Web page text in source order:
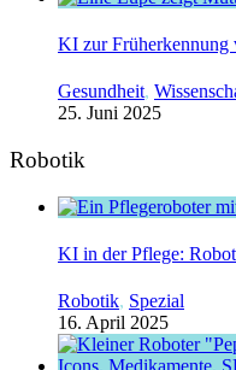
KI zur Früherkennung
Gesundheit,
25. Juni 2025
Robotik
KI in der Pflege:
Robotik, Spezial
16. April 2025